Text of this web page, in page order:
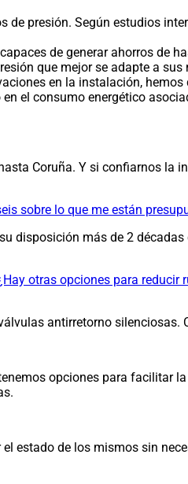
presión. Según estudios
de generar ahorros de
que mejor se adapte a
en la instalación,
el consumo energético
Coruña. Y si confiarnos la
sobre lo que me están
disposición más de 2
otras opciones para reducir
antirretorno silenciosas.
opciones para facilitar
estado de los mismos sin